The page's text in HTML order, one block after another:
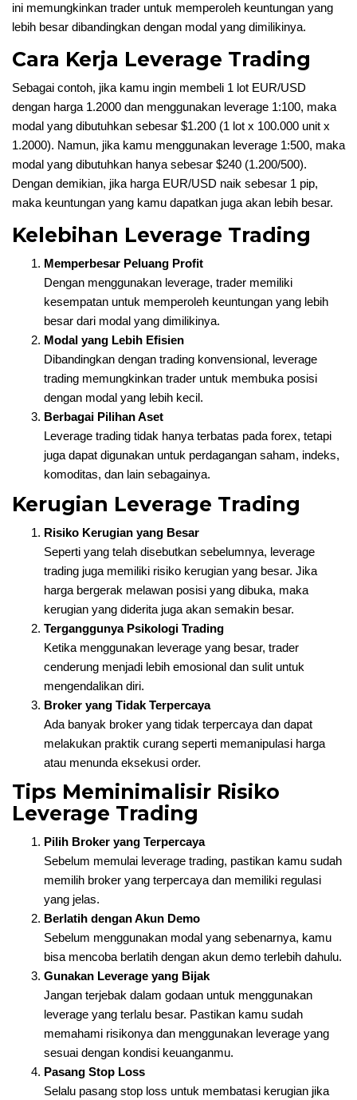
ini memungkinkan trader untuk memperoleh keuntungan yang
lebih besar dibandingkan dengan modal yang dimilikinya.
Cara Kerja Leverage Trading
Sebagai contoh, jika kamu ingin membeli 1 lot EUR/USD
dengan harga 1.2000 dan menggunakan leverage 1:100, maka
modal yang dibutuhkan sebesar $1.200 (1 lot x 100.000 unit x
1.2000). Namun, jika kamu menggunakan leverage 1:500, maka
modal yang dibutuhkan hanya sebesar $240 (1.200/500).
Dengan demikian, jika harga EUR/USD naik sebesar 1 pip,
maka keuntungan yang kamu dapatkan juga akan lebih besar.
Kelebihan Leverage Trading
Memperbesar Peluang Profit
Dengan menggunakan leverage, trader memiliki
kesempatan untuk memperoleh keuntungan yang lebih
besar dari modal yang dimilikinya.
Modal yang Lebih Efisien
Dibandingkan dengan trading konvensional, leverage
trading memungkinkan trader untuk membuka posisi
dengan modal yang lebih kecil.
Berbagai Pilihan Aset
Leverage trading tidak hanya terbatas pada forex, tetapi
juga dapat digunakan untuk perdagangan saham, indeks,
komoditas, dan lain sebagainya.
Kerugian Leverage Trading
Risiko Kerugian yang Besar
Seperti yang telah disebutkan sebelumnya, leverage
trading juga memiliki risiko kerugian yang besar. Jika
harga bergerak melawan posisi yang dibuka, maka
kerugian yang diderita juga akan semakin besar.
Terganggunya Psikologi Trading
Ketika menggunakan leverage yang besar, trader
cenderung menjadi lebih emosional dan sulit untuk
mengendalikan diri.
Broker yang Tidak Terpercaya
Ada banyak broker yang tidak terpercaya dan dapat
melakukan praktik curang seperti memanipulasi harga
atau menunda eksekusi order.
Tips Meminimalisir Risiko
Leverage Trading
Pilih Broker yang Terpercaya
Sebelum memulai leverage trading, pastikan kamu sudah
memilih broker yang terpercaya dan memiliki regulasi
yang jelas.
Berlatih dengan Akun Demo
Sebelum menggunakan modal yang sebenarnya, kamu
bisa mencoba berlatih dengan akun demo terlebih dahulu.
Gunakan Leverage yang Bijak
Jangan terjebak dalam godaan untuk menggunakan
leverage yang terlalu besar. Pastikan kamu sudah
memahami risikonya dan menggunakan leverage yang
sesuai dengan kondisi keuanganmu.
Pasang Stop Loss
Selalu pasang stop loss untuk membatasi kerugian jika